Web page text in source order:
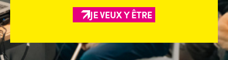
JE VEUX Y ÊTRE